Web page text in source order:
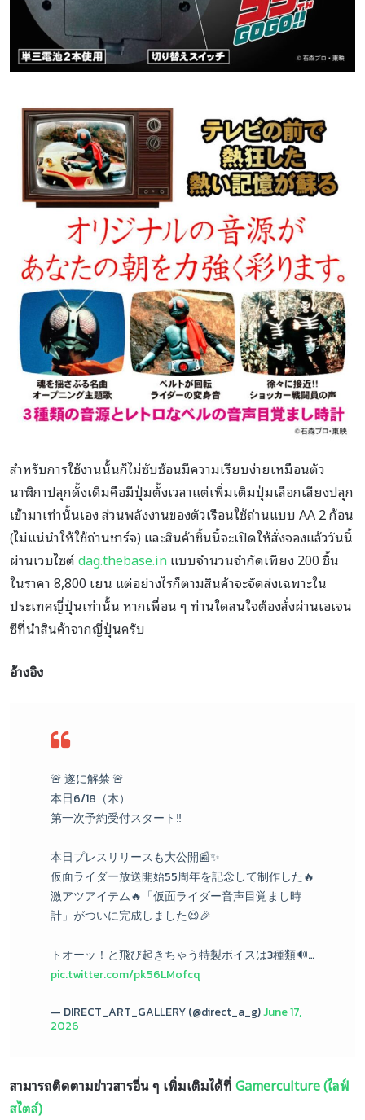
สำหรับการใช้งานนั้นก็ไม่ซับซ้อนมีความเรียบง่ายเหมือนตัว
นาฬิกาปลุกดั้งเดิมคือมีปุ่มตั้งเวลาแต่เพิ่มเติมปุ่มเลือกเสียงปลุก
เข้ามาเท่านั้นเอง ส่วนพลังงานของตัวเรือนใช้ถ่านแบบ AA 2 ก้อน
(ไม่แน่นำให้ใช้ถ่านชาร์จ) และสินค้าชิ้นนี้จะเปิดให้สั่งจองแล้ววันนี้
ผ่านเวบไซต์dag.thebase.inแบบจำนวนจำกัดเพียง 200 ชิ้น
ในราคา 8,800 เยน แต่อย่างไรก็ตามสินค้าจะจัดส่งเฉพาะใน
ประเทศญี่ปุ่นเท่านั้น หากเพื่อน ๆ ท่านใดสนใจต้องสั่งผ่านเอเจน
ซีที่นำสินค้าจากญี่ปุ่นครับ
อ้างอิง
🚨 遂に解禁 🚨
本日6/18（木）
第一次予約受付スタート‼️
本日プレスリリースも大公開📰✨
仮面ライダー放送開始55周年を記念して制作した🔥
激アツアイテム🔥「仮面ライダー音声目覚まし時
計」がついに完成しました😆🎉
トオーッ！と飛び起きちゃう特製ボイスは3種類🔊…
pic.twitter.com/pk56LMofcq
— DIRECT_ART_GALLERY (@direct_a_g)June 17,
2026
สามารถติดตามข่าวสารอื่น ๆ เพิ่มเติมได้ที่Gamerculture (ไลฟ์
สไตล์)